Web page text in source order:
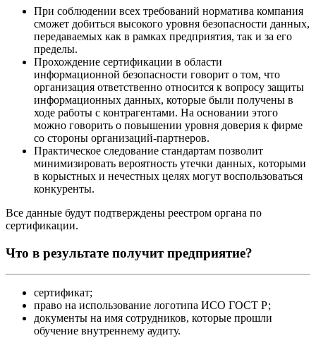
При соблюдении всех требований норматива компания
сможет добиться высокого уровня безопасности данных,
передаваемых как в рамках предприятия, так и за его
пределы.
Прохождение сертификации в области
информационной безопасности говорит о том, что
организация ответственно относится к вопросу защиты
информационных данных, которые были получены в
ходе работы с контрагентами. На основании этого
можно говорить о повышении уровня доверия к фирме
со стороны организаций-партнеров.
Практическое следование стандартам позволит
минимизировать вероятность утечки данных, которыми
в корыстных и нечестных целях могут воспользоваться
конкуренты.
Все данные будут подтверждены реестром органа по
сертификации.
Что в результате получит предприятие?
сертификат;
право на использование логотипа ИСО ГОСТ Р;
документы на имя сотрудников, которые прошли
обучение внутреннему аудиту.